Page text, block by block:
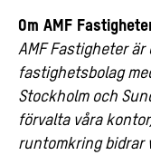
Om AMF
AMF Fastigheter
fastighetsbolag
Stockholm och
förvalta våra
runtomkring bidrar